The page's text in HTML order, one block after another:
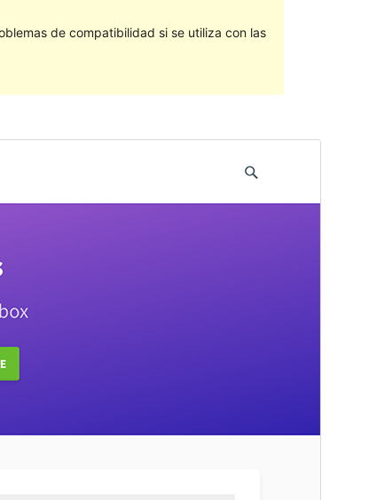
de compatibilidad si se utiliza con las
12 ’12-06:00′ Mayo ’12-06:00′ 2020